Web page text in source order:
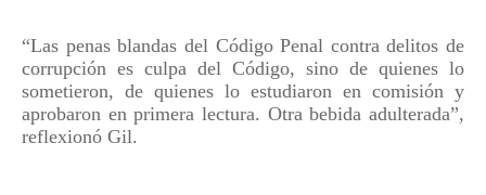
“Las penas blandas del Código Penal contra delitos de
corrupción es culpa del Código, sino de quienes lo
sometieron, de quienes lo estudiaron en comisión y
aprobaron en primera lectura. Otra bebida adulterada”,
reflexionó Gil.